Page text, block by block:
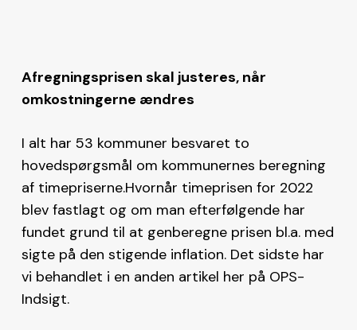
Afregningsprisen skal justeres, når
omkostningerne ændres
I alt har 53 kommuner besvaret to
hovedspørgsmål om kommunernes beregning
af timepriserne.Hvornår timeprisen for 2022
blev fastlagt og om man efterfølgende har
fundet grund til at genberegne prisen bl.a. med
sigte på den stigende inflation. Det sidste har
vi behandlet i en anden artikel her på OPS-
Indsigt.